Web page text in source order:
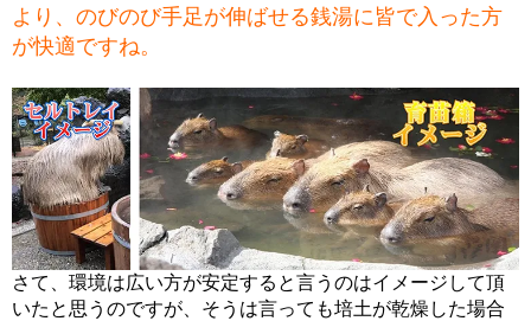
より、のびのび手足が伸ばせる銭湯に皆で入った方
が快適ですね。
さて、環境は広い方が安定すると言うのはイメージして頂
いたと思うのですが、そうは言っても培土が乾燥した場合